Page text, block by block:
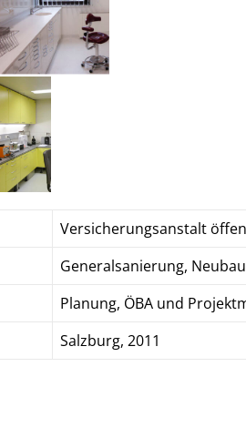
Versicherungsanstalt
Generalsanierung,
Planung, ÖBA und
Salzburg, 2011